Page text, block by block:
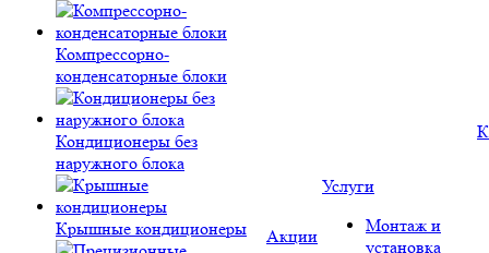
Компрессорно-
конденсаторные блоки
Кондиционеры без
наружного блока
Крышные кондиционеры Акции
Услуги
Монтаж и
установка